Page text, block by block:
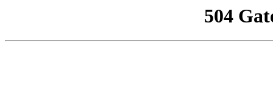
504